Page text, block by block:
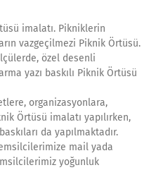
imalatı. Pikniklerin
vazgeçilmezi Piknik Örtüsü.
özel desenli
yazı baskılı Piknik Örtüsü
organizasyonlara,
Örtüsü imalatı yapılırken,
da yapılmaktadır.
mail yada
yoğunluk